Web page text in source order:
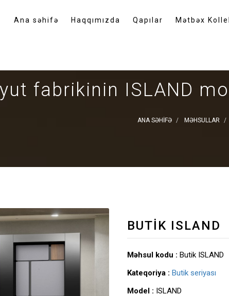
Ana səhifə Haqqımızda Qapılar Mətbəx
fabrikinin ISLAND
ANA SƏHIFƏ MƏHSULLAR
BUTIK ISLAND
Məhsul kodu : Butik ISLAND
Kateqoriya : Butik seriyası
Model : ISLAND